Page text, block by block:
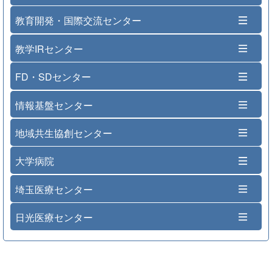
教育開発・国際交流センター
教学IRセンター
FD・SDセンター
情報基盤センター
地域共生協創センター
大学病院
埼玉医療センター
日光医療センター